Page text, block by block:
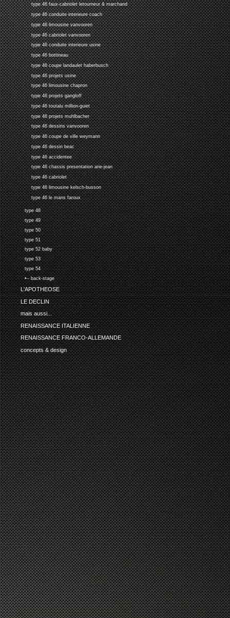
type 46 faux-cabriolet letourneur & marchand
type 46 conduite interieure coach
type 46 limousine vanvooren
type 46 cabriolet vanvooren
type 46 conduite interieure usine
type 46 bottineau
type 46 coupe landaulet haberbusch
type 46 projets usine
type 46 limousine chapron
type 46 projets gangloff
type 46 toutalu million-guiet
type 46 projets muhlbacher
type 46 dessins vanvooren
type 46 coupe de ville weymann
type 46 dessin beac
type 46 accidentee
type 46 chassis presentation arie-jean
type 46 cabriolet
type 46 limousine kelsch-busson
type 46 le mans faroux
type 48
type 49
type 50
type 51
type 52 baby
type 53
type 54
•-- back-stage
L'APOTHEOSE
LE DECLIN
mais aussi...
RENAISSANCE ITALIENNE
RENAISSANCE FRANCO-ALLEMANDE
concepts & design